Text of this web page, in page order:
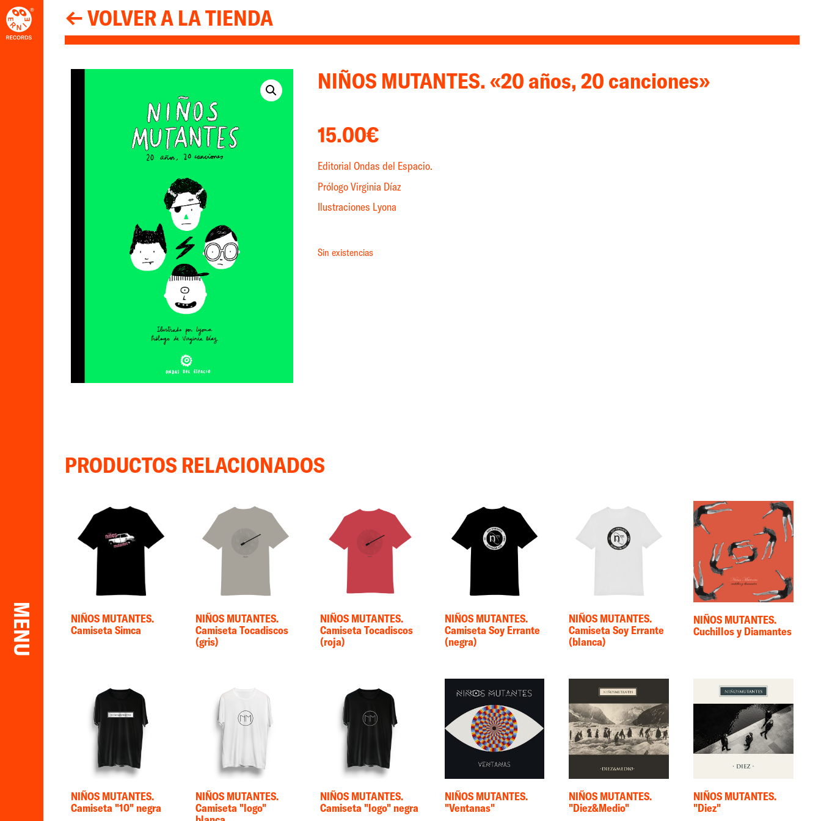
MENU
← VOLVER A LA TIENDA
NIÑOS MUTANTES. «20 años, 20 canciones»
15.00€
Editorial Ondas del Espacio.
Prólogo Virginia Díaz
Ilustraciones Lyona
Sin existencias
PRODUCTOS RELACIONADOS
NIÑOS MUTANTES.
Camiseta Simca
NIÑOS MUTANTES.
Camiseta Tocadiscos
(gris)
NIÑOS MUTANTES.
Camiseta Tocadiscos
(roja)
NIÑOS MUTANTES.
Camiseta Soy Errante
(negra)
NIÑOS MUTANTES.
Camiseta Soy Errante
(blanca)
NIÑOS MUTANTES.
Cuchillos y Diamantes
NIÑOS MUTANTES.
Camiseta "10" negra
NIÑOS MUTANTES.
Camiseta "logo"
NIÑOS MUTANTES.
Camiseta "logo" negra
NIÑOS MUTANTES.
"Ventanas"
NIÑOS MUTANTES.
"Diez&Medio"
NIÑOS MUTANTES.
"Diez"